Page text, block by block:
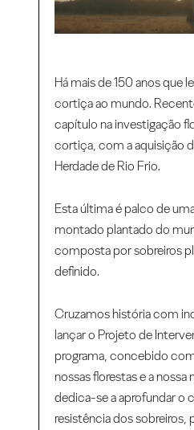
Há mais de 150 anos que
cortiça ao mundo.
capítulo na investigação
cortiça, com a aquisição
Herdade de Rio Frio.
Esta última é palco de
montado plantado do
composta por sobreiros
definido.
Cruzamos história com
lançar o Projeto de
programa, concebido
nossas florestas e a
dedica-se a aprofundar o
resistência dos sobreiros,